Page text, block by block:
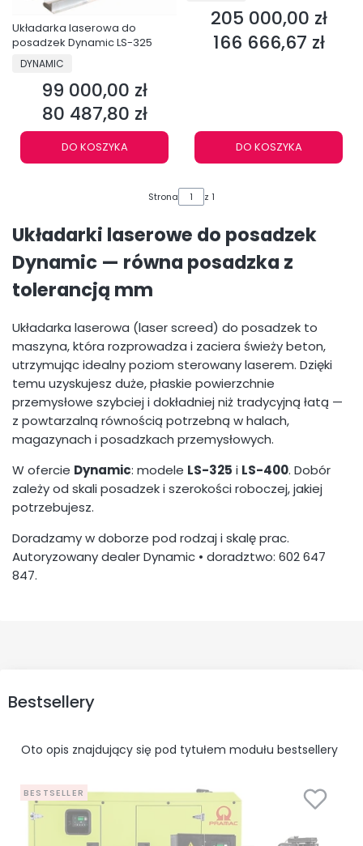
Układarka laserowa do
posadzek Dynamic LS-325
PRODUCENT
DYNAMIC
Cena
99 000,00 zł
Cena
80 487,80 zł
DO KOSZYKA
Cena
205 000,00 zł
Cena
166 666,67 zł
DO KOSZYKA
Strona z 1
Układarki laserowe do posadzek
Dynamic — równa posadzka z
tolerancją mm
Układarka laserowa (laser screed) do posadzek to
maszyna, która rozprowadza i zaciera świeży beton,
utrzymując idealny poziom sterowany laserem. Dzięki
temu uzyskujesz duże, płaskie powierzchnie
przemysłowe szybciej i dokładniej niż tradycyjną łatą —
z powtarzalną równością potrzebną w halach,
magazynach i posadzkach przemysłowych.
W ofercie Dynamic: modele LS-325 i LS-400. Dobór
zależy od skali posadzek i szerokości roboczej, jakiej
potrzebujesz.
Doradzamy w doborze pod rodzaj i skalę prac.
Autoryzowany dealer Dynamic • doradztwo: 602 647
847.
Bestsellery
Oto opis znajdujący się pod tytułem modułu bestsellery
BESTSELLER